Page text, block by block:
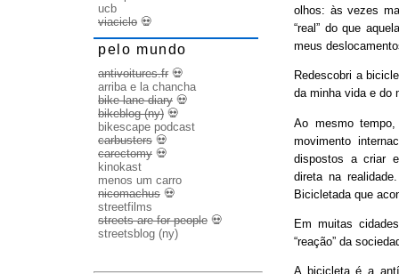
olhos: às vezes
“real” do que
meus
Redescobri a
da minha vida e do
Ao mesmo
movimento
dispostos a criar
direta na
Bicicletada que
Em muitas
“reação” da
A bicicleta é a
ucb
viaciclo 💀
pelo mundo
antivoitures.fr 💀
arriba e la chancha
bike lane diary 💀
bikeblog (ny) 💀
bikescape podcast
carbusters 💀
carectomy 💀
kinokast
menos um carro
nicomachus 💀
streetfilms
streets are for people 💀
streetsblog (ny)